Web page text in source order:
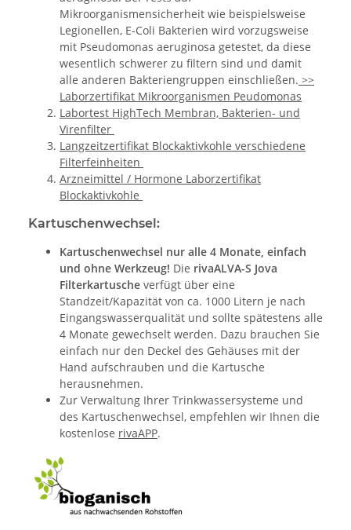
Mikroorganismensicherheit wie beispielsweise
Legionellen, E-Coli Bakterien wird vorzugsweise
mit Pseudomonas aeruginosa getestet, da diese
wesentlich schwerer zu filtern sind und damit
alle anderen Bakteriengruppen einschließen. >>
Laborzertifikat Mikroorganismen Peudomonas
Labortest HighTech Membran, Bakterien- und
Virenfilter
Langzeitzertifikat Blockaktivkohle verschiedene
Filterfeinheiten
Arzneimittel / Hormone Laborzertifikat
Blockaktivkohle
Kartuschenwechsel:
Kartuschenwechsel nur alle 4 Monate, einfach
und ohne Werkzeug! Die rivaALVA-S Jova
Filterkartusche verfügt über eine
Standzeit/Kapazität von ca. 1000 Litern je nach
Eingangswasserqualität und sollte spätestens alle
4 Monate gewechselt werden. Dazu brauchen Sie
einfach nur den Deckel des Gehäuses mit der
Hand aufschrauben und die Kartusche
herausnehmen.
Zur Verwaltung Ihrer Trinkwassersysteme und
des Kartuschenwechsel, empfehlen wir Ihnen die
kostenlose rivaAPP.